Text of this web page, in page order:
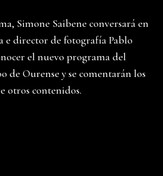
Simone Saibene conversará en
e director de fotografía Pablo
el nuevo programa del
de Ourense y se comentarán los
otros contenidos.